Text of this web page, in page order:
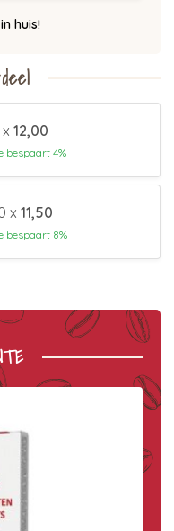
huis!
12,00
bespaart 4%
x 11,50
bespaart 8%